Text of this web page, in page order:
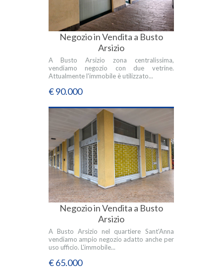
Negozio in Vendita a Busto
Arsizio
A Busto Arsizio zona centralissima,
vendiamo negozio con due vetrine.
Attualmente l'immobile è utilizzato...
€ 90.000
Negozio in Vendita a Busto
Arsizio
A Busto Arsizio nel quartiere Sant'Anna
vendiamo ampio negozio adatto anche per
uso ufficio. L'immobile...
€ 65.000